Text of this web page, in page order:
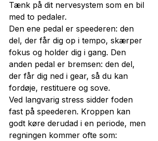
Tænk på dit nervesystem som en bil
med to pedaler.
Den ene pedal er speederen: den
del, der får dig op i tempo, skærper
fokus og holder dig i gang. Den
anden pedal er bremsen: den del,
der får dig ned i gear, så du kan
fordøje, restituere og sove.
Ved langvarig stress sidder foden
fast på speederen. Kroppen kan
godt køre derudad i en periode, men
regningen kommer ofte som: